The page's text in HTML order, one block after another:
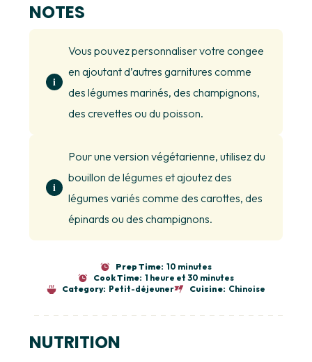
NOTES
Vous pouvez personnaliser votre congee
en ajoutant d’autres garnitures comme
des légumes marinés, des champignons,
des crevettes ou du poisson.
Pour une version végétarienne, utilisez du
bouillon de légumes et ajoutez des
légumes variés comme des carottes, des
épinards ou des champignons.
Prep Time: 10 minutes
Cook Time: 1 heure et 30 minutes
Category: Petit-déjeuner Cuisine: Chinoise
NUTRITION